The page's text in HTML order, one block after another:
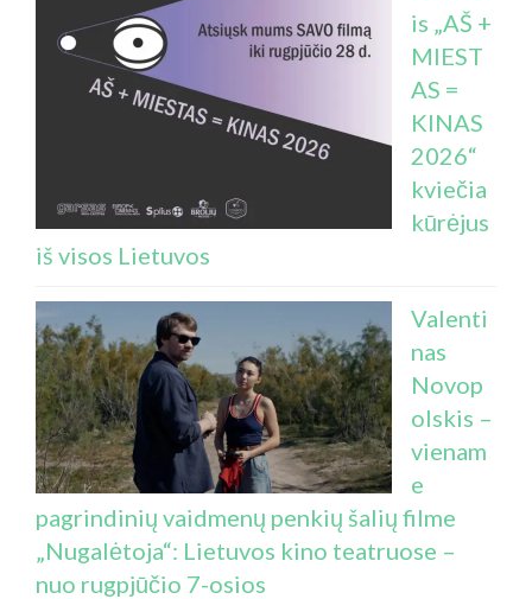
is „AŠ +
MIEST
AS =
KINAS
2026“
kviečia
kūrėjus
iš visos Lietuvos
Valenti
nas
Novop
olskis –
vienam
e
pagrindinių vaidmenų penkių šalių filme
„Nugalėtoja“: Lietuvos kino teatruose –
nuo rugpjūčio 7-osios